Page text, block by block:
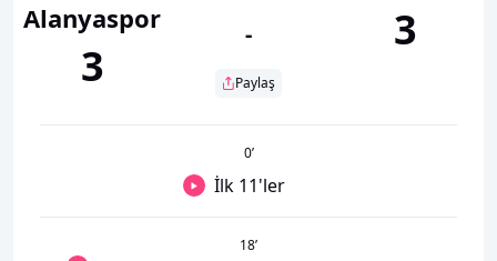
Alanyaspor
3
-
Paylaş
3
0’
İlk 11'ler
18’